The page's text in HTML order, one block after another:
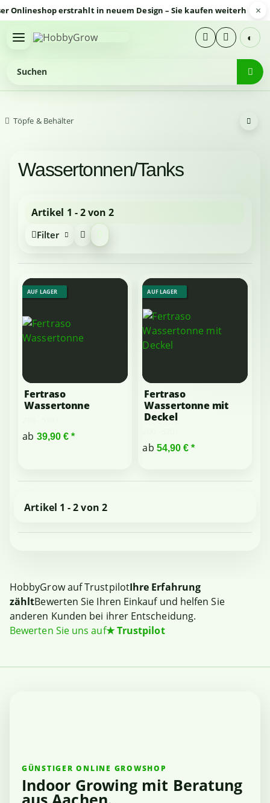
erstrahlt in neuem Design – Sie kaufen weiterhin ×
◐
Töpfe & Behälter
Wassertonnen/Tanks
Filter
Artikel 1 - 2 von 2
AUF LAGER
Fertraso
Wassertonne
ab 39,90 €*
AUF LAGER
Fertraso
Wassertonne mit
Deckel
ab 54,90 €*
Artikel 1 - 2 von 2
HobbyGrow auf TrustpilotIhre Erfahrung
zähltBewerten Sie Ihren Einkauf und helfen Sie
anderen Kunden bei ihrer Entscheidung.
Bewerten Sie uns auf★Trustpilot
GÜNSTIGER ONLINE GROWSHOP
Indoor Growing mit Beratung